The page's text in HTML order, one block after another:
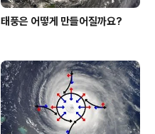
태풍은 어떻게 만들어질까요?